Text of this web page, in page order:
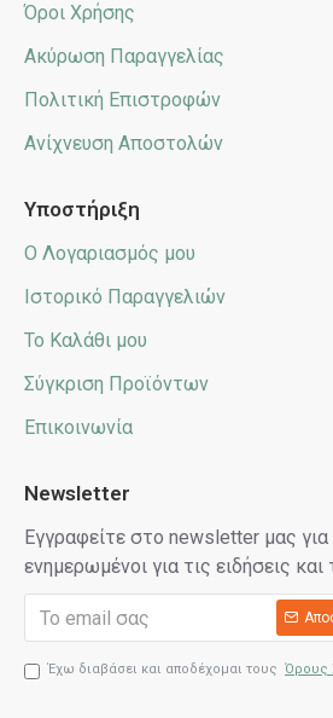
Όροι Χρήσης
Ακύρωση Παραγγελίας
Πολιτική Επιστροφών
Ανίχνευση Αποστολών
Υποστήριξη
Ο Λογαριασμός μου
Ιστορικό Παραγγελιών
Το Καλάθι μου
Σύγκριση Προϊόντων
Επικοινωνία
Newsletter
Εγγραφείτε στο newsletter μας για
ενημερωμένοι για τις ειδήσεις
Έχω διαβάσει και αποδέχομαι τους Όρους